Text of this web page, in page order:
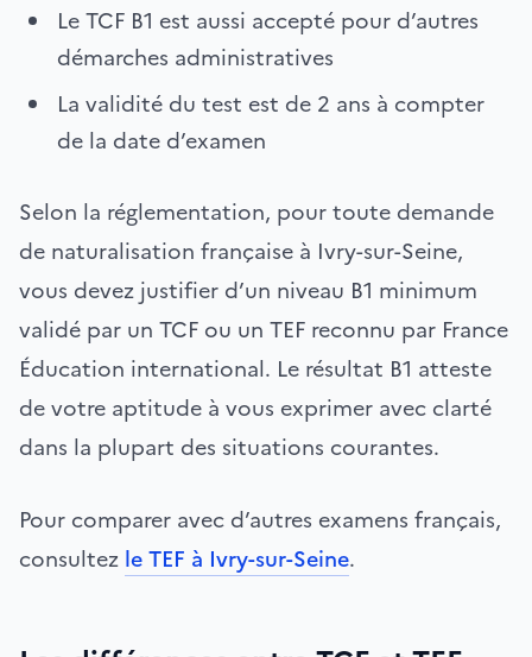
Le TCF B1 est aussi accepté pour d’autres
démarches administratives
La validité du test est de 2 ans à compter
de la date d’examen
Selon la réglementation, pour toute demande
de naturalisation française à Ivry-sur-Seine,
vous devez justifier d’un niveau B1 minimum
validé par un TCF ou un TEF reconnu par France
Éducation international. Le résultat B1 atteste
de votre aptitude à vous exprimer avec clarté
dans la plupart des situations courantes.
Pour comparer avec d’autres examens français,
consultez le TEF à Ivry-sur-Seine.